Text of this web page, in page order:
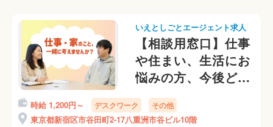
いえとしごとエージェント求人
【相談用窓口】仕事
や住まい、生活にお
悩みの方、今後どう
したら良いか一緒に
考えませんか？
時給 1,200円～ デスクワーク その他
東京都新宿区市谷田町2-17八重洲市谷ビル10階